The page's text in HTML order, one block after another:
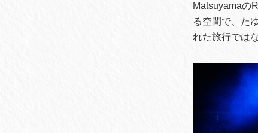
Matsuyamaの
る空間で、た
れた旅行では